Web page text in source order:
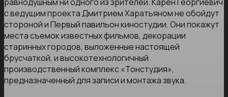
равнодушным ни одного из зрителей. Карен Георгиевич
с ведущим проекта Дмитрием Харатьяном не обойдут
стороной и Первый павильон киностудии. Они покажут
места съемок известных фильмов, декорации
старинных городов, выложенные настоящей
брусчаткой, и высокотехнологичный
производственный комплекс «Тонстудия»,
предназначенный для записи и монтажа звука.